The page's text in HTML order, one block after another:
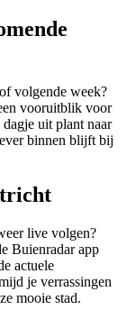
volgende week?
vooruitblik voor
uit plant naar
binnen blijft bij
live volgen?
Buienradar app
actuele
je verrassingen
mooie stad.